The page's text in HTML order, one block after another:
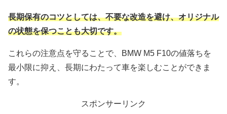
長期保有のコツとしては、不要な改造を避け、オリジナル
の状態を保つことも大切です。
これらの注意点を守ることで、BMW M5 F10の値落ちを
最小限に抑え、長期にわたって車を楽しむことができま
す。
スポンサーリンク